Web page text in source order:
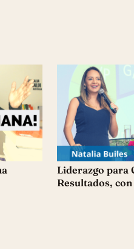
Liderazgo para
Resultados,